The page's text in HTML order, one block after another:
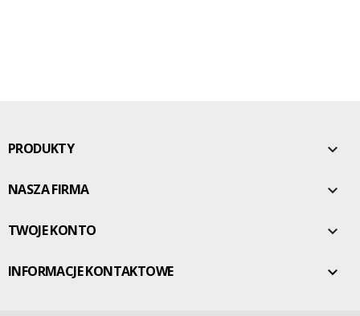
PRODUKTY 
NASZA FIRMA 
TWOJE KONTO 
INFORMACJE KONTAKTOWE 